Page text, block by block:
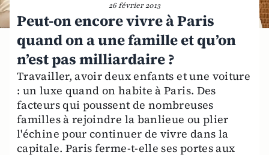
26 février 2013
Peut-on encore vivre à Paris
quand on a une famille et qu’on
n’est pas milliardaire ?
Travailler, avoir deux enfants et une voiture
: un luxe quand on habite à Paris. Des
facteurs qui poussent de nombreuses
familles à rejoindre la banlieue ou plier
l'échine pour continuer de vivre dans la
capitale. Paris ferme-t-elle ses portes aux